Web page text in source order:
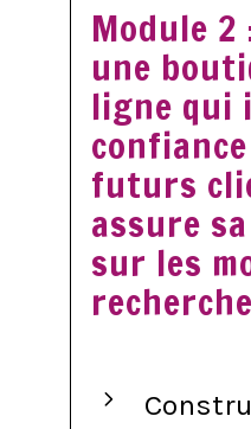
Module 2
une
ligne qui
futurs
assure
sur les